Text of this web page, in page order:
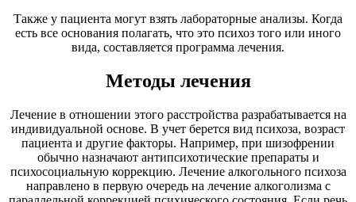
Также у пациента могут взять лабораторные анализы. Когда
есть все основания полагать, что это психоз того или иного
вида, составляется программа лечения.
Методы лечения
Лечение в отношении этого расстройства разрабатывается на
индивидуальной основе. В учет берется вид психоза, возраст
пациента и другие факторы. Например, при шизофрении
обычно назначают антипсихотические препараты и
психосоциальную коррекцию. Лечение алкогольного психоза
направлено в первую очередь на лечение алкоголизма с